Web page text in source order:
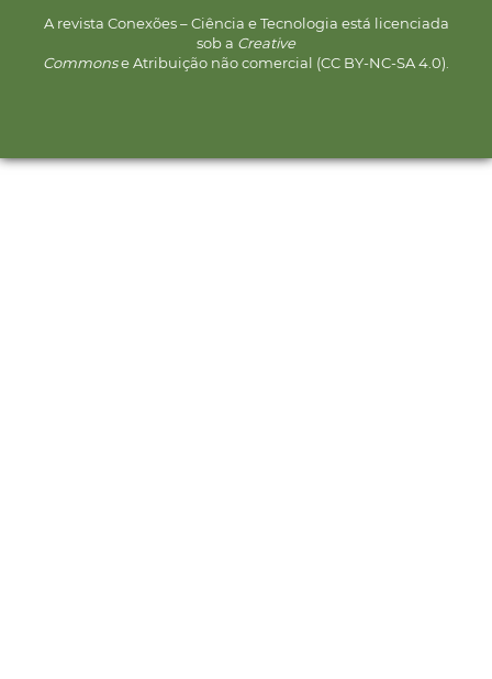
A revista Conexões – Ciência e Tecnologia está licenciada
sob a Creative
Commonse Atribuição não comercial (CC BY-NC-SA 4.0).